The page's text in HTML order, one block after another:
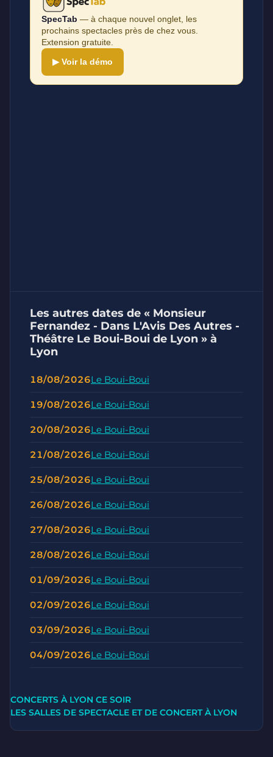
SpecTab — à chaque nouvel onglet, les
prochains spectacles près de chez vous.
Extension gratuite.
▶ Voir la démo
Les autres dates de « Monsieur
Fernandez - Dans L'Avis Des Autres -
Théâtre Le Boui-Boui de Lyon » à
Lyon
18/08/2026Le Boui-Boui
19/08/2026Le Boui-Boui
20/08/2026Le Boui-Boui
21/08/2026Le Boui-Boui
25/08/2026Le Boui-Boui
26/08/2026Le Boui-Boui
27/08/2026Le Boui-Boui
28/08/2026Le Boui-Boui
01/09/2026Le Boui-Boui
02/09/2026Le Boui-Boui
03/09/2026Le Boui-Boui
04/09/2026Le Boui-Boui
CONCERTS À LYON CE SOIR
LES SALLES DE SPECTACLE ET DE CONCERT À LYON